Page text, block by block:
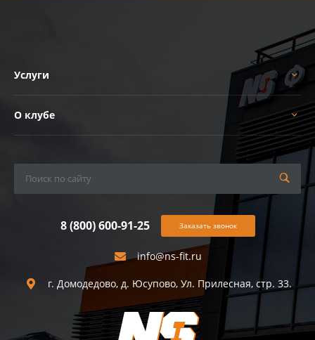
Услуги
О клубе
info@ns-fit.ru
8 (800) 600-91-25
г. Домодедово, д. Юсупово, Ул. Прилесная, стр. 33.
Заказать звонок